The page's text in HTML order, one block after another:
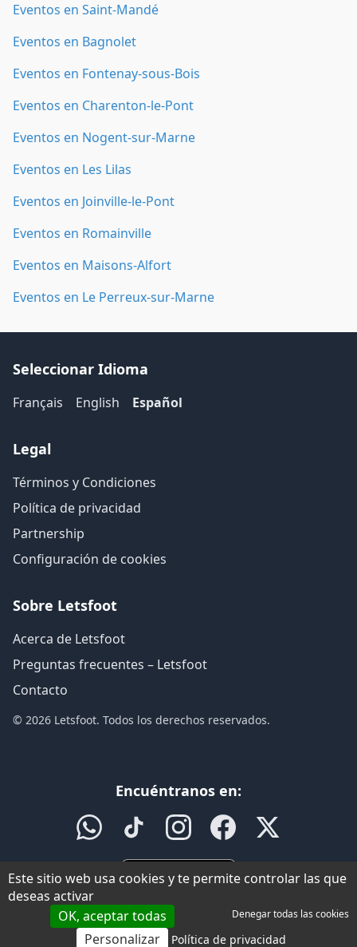
Eventos en Saint-Mandé
Eventos en Bagnolet
Eventos en Fontenay-sous-Bois
Eventos en Charenton-le-Pont
Eventos en Nogent-sur-Marne
Eventos en Les Lilas
Eventos en Joinville-le-Pont
Eventos en Romainville
Eventos en Maisons-Alfort
Eventos en Le Perreux-sur-Marne
Seleccionar Idioma
Français English Español
Legal
Términos y Condiciones
Política de privacidad
Partnership
Configuración de cookies
Sobre Letsfoot
Acerca de Letsfoot
Preguntas frecuentes – Letsfoot
Contacto
© 2026 Letsfoot. Todos los derechos reservados.
Encuéntranos en:
Este sitio web usa cookies y te permite controlar las que
deseas activar
OK, aceptar todas
Denegar todas las cookies
Personalizar Política de privacidad